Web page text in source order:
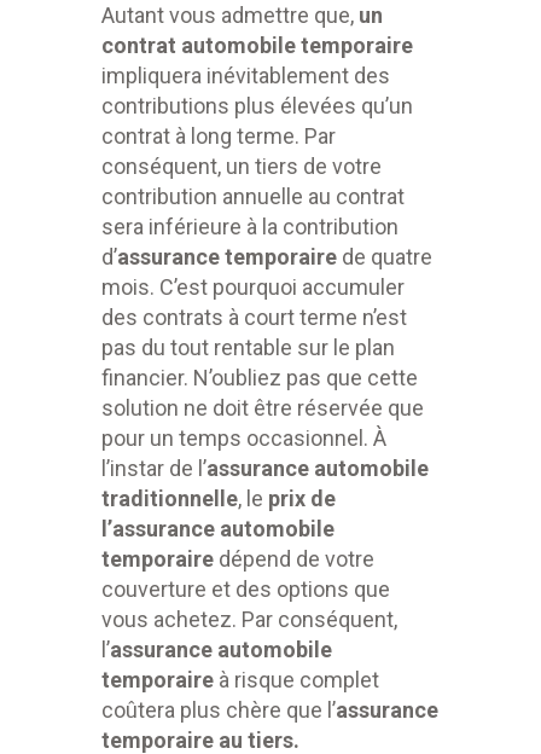
Autant vous admettre que, un
contrat automobile temporaire
impliquera inévitablement des
contributions plus élevées qu’un
contrat à long terme. Par
conséquent, un tiers de votre
contribution annuelle au contrat
sera inférieure à la contribution
d’assurance temporaire de quatre
mois. C’est pourquoi accumuler
des contrats à court terme n’est
pas du tout rentable sur le plan
financier. N’oubliez pas que cette
solution ne doit être réservée que
pour un temps occasionnel. À
l’instar de l’assurance automobile
traditionnelle, le prix de
l’assurance automobile
temporaire dépend de votre
couverture et des options que
vous achetez. Par conséquent,
l’assurance automobile
temporaire à risque complet
coûtera plus chère que l’assurance
temporaire au tiers.